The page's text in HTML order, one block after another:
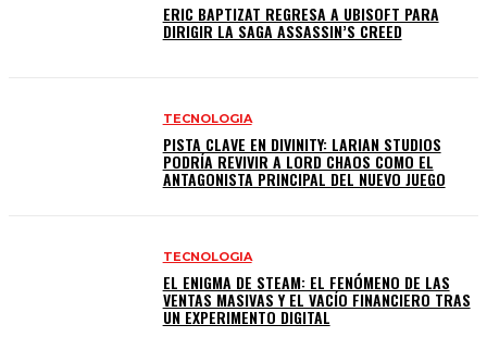
ERIC BAPTIZAT REGRESA A UBISOFT PARA
DIRIGIR LA SAGA ASSASSIN’S CREED
TECNOLOGIA
PISTA CLAVE EN DIVINITY: LARIAN STUDIOS
PODRÍA REVIVIR A LORD CHAOS COMO EL
ANTAGONISTA PRINCIPAL DEL NUEVO JUEGO
TECNOLOGIA
EL ENIGMA DE STEAM: EL FENÓMENO DE LAS
VENTAS MASIVAS Y EL VACÍO FINANCIERO TRAS
UN EXPERIMENTO DIGITAL